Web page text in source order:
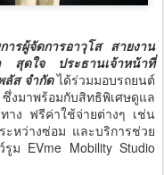
รผู้จัดการอาวุโส สายงาน
สุดใจ ประธานเจ้าหน้าที่
ลัส จำกัดได้ร่วมมอบรถยนต์
มาพร้อมกับสิทธิพิเศษดูแล
ง ฟรีค่าใช้จ่ายต่างๆ เช่น
หว่างซ่อม และบริการช่วย
ม EVme Mobility Studio